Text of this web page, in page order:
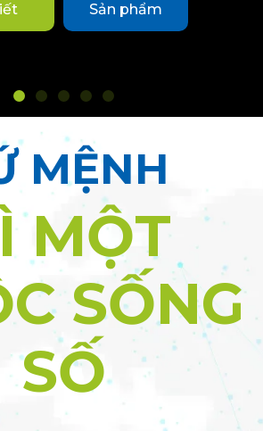
Sản phẩm
MỆNH
MỘT
SỐNG
SỐ